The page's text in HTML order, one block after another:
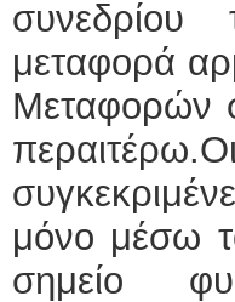
μεταφορά
Μεταφορών
μόνο μέσω
σημείο